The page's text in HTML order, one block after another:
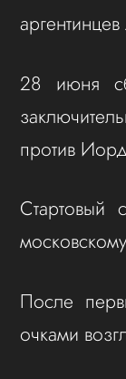
28 июня
против
Стартовый
После
очками